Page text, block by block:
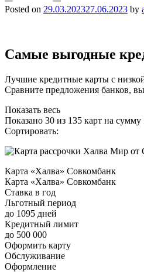
Posted on 29.03.202327.06.2023 by
Самые выгодные
Лучшие кредитные карты с
Сравните предложения банков,
Показать весь
Показано 30 из 135 карт на
Сортировать:
Карта «Халва» Совкомбанк
Карта «Халва» Совкомбанк
Ставка в год
Льготный период
до 1095 дней
Кредитный лимит
до 500 000
Оформить карту
Обслуживание
Оформление